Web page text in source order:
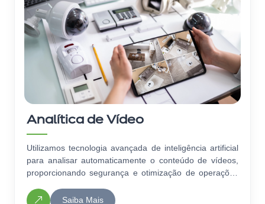
Analítica de Vídeo
Utilizamos tecnologia avançada de inteligência artificial
para analisar automaticamente o conteúdo de vídeos,
proporcionando segurança e otimização de operações
Saiba Mais